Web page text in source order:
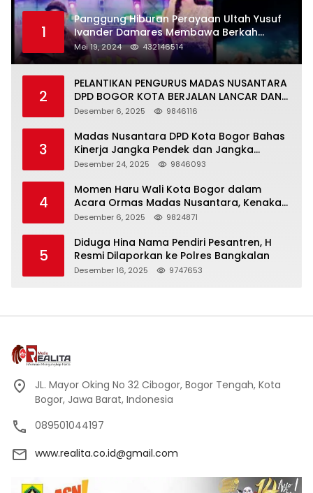
1
Panggung Hiburan Perayaan Ultah Yusuf
Ivander Damares Membawa Berkah
Warga Kejapanan
Mei 19, 2024 432146514
2
PELANTIKAN PENGURUS MADAS NUSANTARA
DPD BOGOR KOTA BERJALAN LANCAR DAN
KHIDMAT
Desember 6, 2025 9846116
3
Madas Nusantara DPD Kota Bogor Bahas
Kinerja Jangka Pendek dan Jangka
Panjang
Desember 24, 2025 9846093
4
Momen Haru Wali Kota Bogor dalam
Acara Ormas Madas Nusantara, Kenakan
Peci Hitam Tinggi sebagai Simbol
Desember 6, 2025 9824871
5
Diduga Hina Nama Pendiri Pesantren, H
Resmi Dilaporkan ke Polres Bangkalan
Desember 16, 2025 9747653
JL. Mayor Oking No 32 Cibogor, Bogor Tengah, Kota
Bogor, Jawa Barat, Indonesia
089501044197
www.realita.co.id@gmail.com